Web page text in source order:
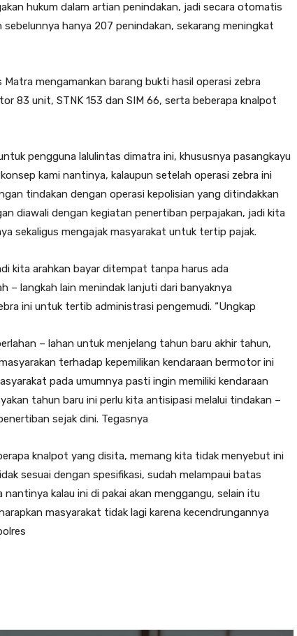
hukum dalam artian penindakan, jadi secara otomatis
hanya 207 penindakan, sekarang meningkat
mengamankan barang bukti hasil operasi zebra
83 unit, STNK 153 dan SIM 66, serta beberapa knalpot
pengguna lalulintas dimatra ini, khususnya pasangkayu
kami nantinya, kalaupun setelah operasi zebra ini
tindakan dengan operasi kepolisian yang ditindakkan
diawali dengan kegiatan penertiban perpajakan, jadi kita
sekaligus mengajak masyarakat untuk tertip pajak.
kita arahkan bayar ditempat tanpa harus ada
– langkah lain menindak lanjuti dari banyaknya
ini untuk tertib administrasi pengemudi. “Ungkap
– lahan untuk menjelang tahun baru akhir tahun,
terhadap kepemilikan kendaraan bermotor ini
pada umumnya pasti ingin memiliki kendaraan
tahun baru ini perlu kita antisipasi melalui tindakan –
sejak dini. Tegasnya
knalpot yang disita, memang kita tidak menyebut ini
sesuai dengan spesifikasi, sudah melampaui batas
kalau ini di pakai akan menggangu, selain itu
masyarakat tidak lagi karena kecendrungannya